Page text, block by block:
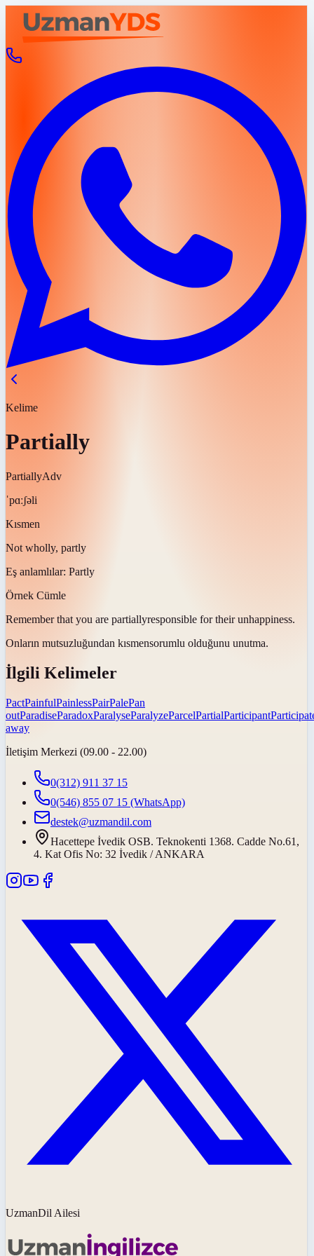
Kelime
Partially
PartiallyAdv
ˈpɑːʃəli
Kısmen
Not wholly, partly
Eş anlamlılar: Partly
Örnek Cümle
Remember that you are partiallyresponsible for their unhappiness.
Onların mutsuzluğundan kısmensorumlu olduğunu unutma.
İlgili Kelimeler
PactPainfulPainlessPairPalePan
outParadiseParadoxParalyseParalyzeParcelPartialParticipant
away
İletişim Merkezi (09.00 - 22.00)
0(312) 911 37 15
0(546) 855 07 15 (WhatsApp)
destek@uzmandil.com
Hacettepe İvedik OSB. Teknokenti 1368. Cadde No.61,
4. Kat Ofis No: 32 İvedik / ANKARA
UzmanDil Ailesi